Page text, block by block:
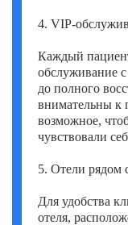
4. VIP-
Каждый
обслуживание
до полного
внимательны к
возможное,
чувствовали
5. Отели рядом
Для удобства
отеля,